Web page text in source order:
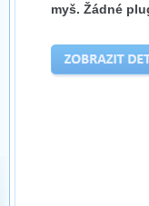
myš. Žádné